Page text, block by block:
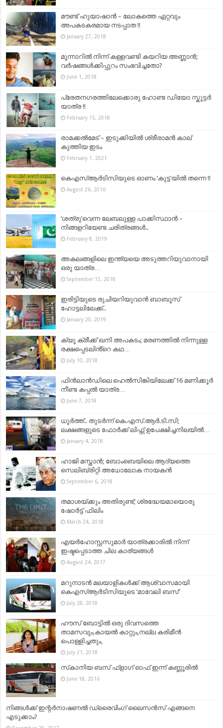
മൗണ്ട് ഹുയാഷാന്‍ – ലോകത്തെ ഏറ്റവും
അപകടകരമായ നടപ്പാത !!
January 27, 2018
മൂന്നാറിൽ നിന്ന് കള്ളവണ്ടി കയറിയ അണ്ണാൻ;
വർഷങ്ങൾക്കിപ്പുറം സംഭവിച്ചതോ?
June 1, 2018
പ്രേതനഗരത്തിലേക്കൊരു ഹോണ്ട ഡിയോ സ്കൂട്ടര്‍
യാത്ര !!
February 15, 2018
രാമക്കല്‍മേട് – ഇടുക്കിയിൽ ശ്രീരാമന്‍ കാല്
കുത്തിയ ഇടം
February 1, 2021
കെഎസ്ആര്‍ടിസിയുടെ ഓണം ‘കുട്ട’യിൽ തന്നെ !!
August 26, 2016
‘ശത്രു’വെന്ന ലേബലുള്ള പാക്കിസ്ഥാൻ –
നിങ്ങളറിയേണ്ട ചരിത്രങ്ങൾ..
February 8, 2019
അകലങ്ങളിലെ ഇന്ത്യയെ അടുത്തറിയുവാനായി
ഒരു യാത്ര…
September 15, 2018
ഇരിട്ടിയുടെ രുചിയറിയുവാൻ ബാബൂസ്
ഹോട്ടലിലേക്ക്..
January 20, 2019
ക്യൂ ക്രീക്ക്‌ ഖനി അപകടം; മരണത്തിൽ നിന്നുള്ള
രക്ഷപ്പെടലിൻ്റെ കഥ…
July 10, 2018
ഫിന്‍ലാന്‍ഡിലെ ഹെല്‍സിങ്കിയിലേക്ക് 16 മണിക്കൂര്‍
നീണ്ട കപ്പൽ യാത്ര…
June 7, 2018
ധൂര്‍ത്ത്.. തുടർന്ന് കെ.എസ്.ആര്‍.ടി.സി;
ലക്ഷങ്ങളുടെ ഫോര്‍ക്ക് ലിഫ്റ്റ് ഉപേക്ഷിച്ചനിലയില്‍…
January 4, 2018
ഹാജി മസ്താന്‍; ബോംബെയിലെ ആദ്യത്തെ
സെലിബ്രിറ്റി അധോലോക നായകന്‍
September 6, 2018
തമാശയ്ക്കും അതിരുണ്ട്; ശ്രദ്ധേയമായൊരു
ഷോര്‍ട്ട് ഫിലിം
March 24, 2018
എയര്‍ഹോസ്റ്റസുമാര്‍ യാത്രക്കാരില്‍ നിന്ന്
ഇഷ്ടപ്പെടാത്ത ചില കാര്യങ്ങള്‍
August 24, 2017
മറുനാടൻ മലയാളികൾക്ക് ആശ്വാസമായി
കെഎസ്ആർടിസിയുടെ ‘മാവേലി ബസ്’
July 28, 2018
ഹൗസ് ബോട്ടിൽ ഒരു ദിവസത്തെ
താമസവും,കായൽ കാറ്റും,നല്ല കരിമീൻ
പൊള്ളിച്ചതും,
July 21, 2018
സ്‌കാനിയ ബസ് ഫ്ളാഗ് ഓഫ് ഇന്ന് കണ്ണൂരില്‍
June 18, 2016
നിങ്ങള്‍ക്ക് ഇന്റർനാഷണൽ ഡ്രൈവിംഗ് ലൈസൻസ് എങ്ങനെ
എടുക്കാം?